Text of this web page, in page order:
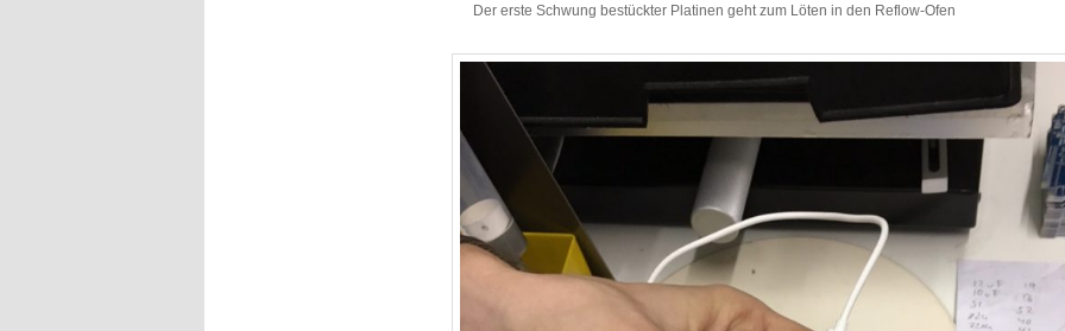
Der erste Schwung bestückter Platinen geht zum Löten in den Reflow-Ofen